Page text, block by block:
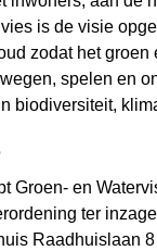
is de visie
zodat het
spelen en
biodiversiteit,
Groen- en
ter
Raadhuislaan